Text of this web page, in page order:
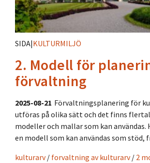
SIDA|KULTURMILJÖ
2. Modell för
förvaltning
2025-08-21 Förvaltningsplanering för
utföras på olika sätt och det finns
modeller och mallar som kan användas.
en modell som kan användas som stöd,
kulturarv / forvaltning av kulturarv / 2